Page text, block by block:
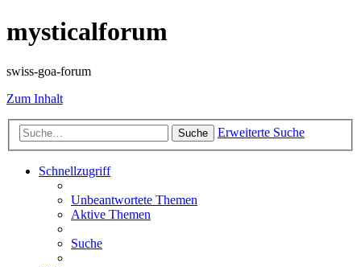
mysticalforum
swiss-goa-forum
Zum Inhalt
Suche Erweiterte Suche
Schnellzugriff
Unbeantwortete Themen
Aktive Themen
Suche